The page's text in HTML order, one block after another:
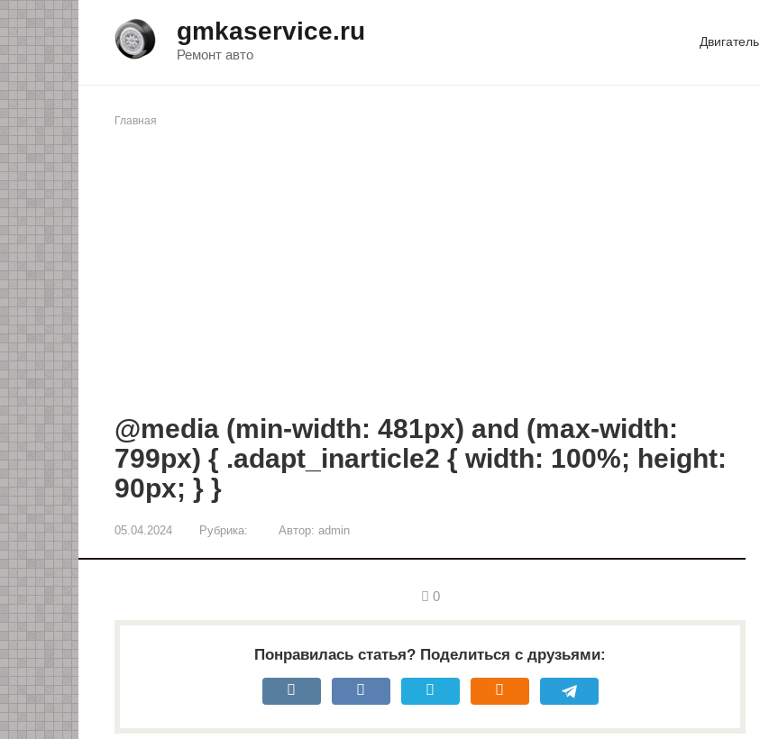
Перейти
к
контенту
gmkaservice.ru
Ремонт авто
Двигатель
Главная
@media (min-width: 481px) and (max-width:
799px) { .adapt_inarticle2 { width: 100%; height:
90px; } }
05.04.2024 Рубрика: Автор: admin
0
Понравилась статья? Поделиться с друзьями: